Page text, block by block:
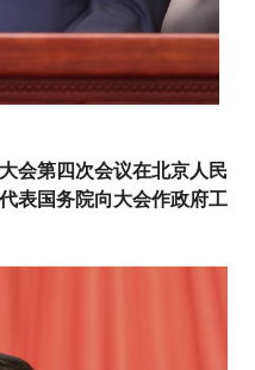
会第四次会议在北京人民
表国务院向大会作政府工